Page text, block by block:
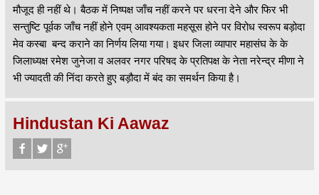
मौजूद ही नहीं थे। बैठक में निष्पक्ष जाँच नहीं करने पर धरना देने और फिर भी
सन्तुष्टि पूर्वक जाँच नहीं होने एवम् आवश्यकता महसूस होने पर विरोध स्वरूप बड़ोदा
मेव कस्बा बन्द कराने का निर्णय लिया गया। इधर जिला व्यापार महासंघ के के
जिलाध्यक्ष रमेश जुनेजा व अलवर नगर परिषद के प्रतिपक्ष के नेता नरेन्द्र मीणा ने
भी ज्यादती की निंदा करते हुए बड़ौदा में बंद का समर्थन किया है।
Hindustan Ki Aawaz